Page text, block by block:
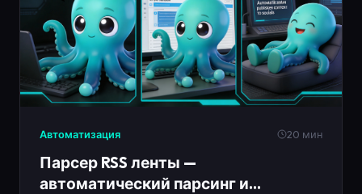
Автоматизация 20 мин
Парсер RSS ленты —
автоматический парсинг и